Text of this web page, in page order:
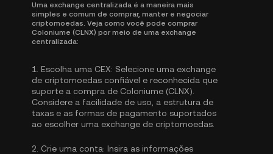
Uma exchange centralizada é a maneira mais
simples e comum de comprar, manter e negociar
criptomoedas. Veja como você pode comprar
Coloniume (CLNX) por meio de uma exchange
centralizada:
1. Escolha uma CEX: Selecione uma exchange
de criptomoedas confiável e reconhecida que
suporte a compra de Coloniume (CLNX).
Considere a facilidade de uso, a estrutura de
taxas e as formas de pagamento suportados
ao escolher uma exchange de criptomoedas.
2. Crie uma conta: Insira as informações